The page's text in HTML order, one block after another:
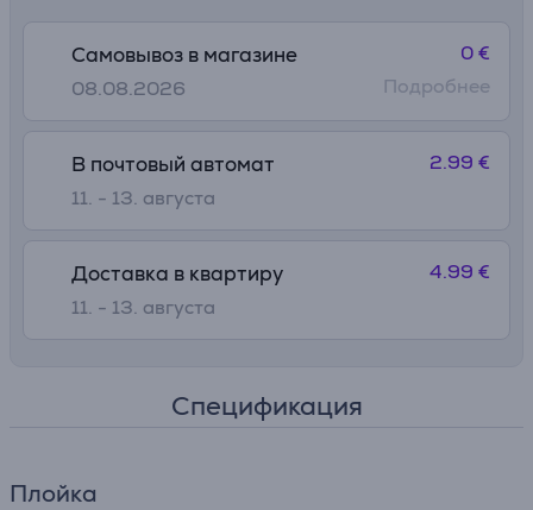
Самовывоз в магазине
08.08.2026
0 €
Подробнее
В почтовый автомат
11. - 13. августа
2.99 €
Доставка в квартиру
11. - 13. августа
4.99 €
Спецификация
Плойка